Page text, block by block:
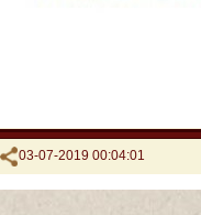
Поделиться
03-07-2019 00:04:01